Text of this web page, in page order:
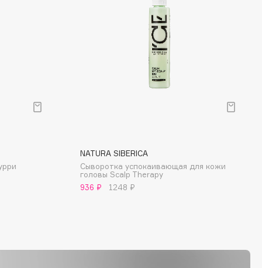
NATURA SIBERICA
Сыворотка успокаивающая для кожи
головы Scalp Therapy
936 ₽
1248 ₽